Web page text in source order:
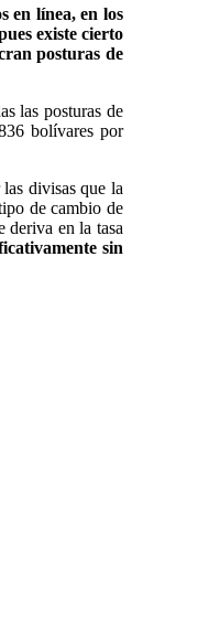
en línea, en los
existe cierto
posturas de
las posturas de
bolívares por
divisas que la
de cambio de
deriva en la tasa
sin